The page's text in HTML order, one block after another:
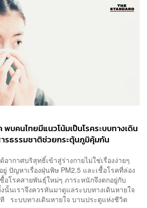
พบคนไทยมีแนวโน้มเป็นโรคระบบทางเดิน
รธรรมชาติช่วยกระตุ้นภูมิคุ้มกัน
ากาศบริสุทธิ์เข้าสู่ร่างกายไม่ใช่เรื่องง่ายๆ
ยู่ ปัญหาเรื่องฝุ่นพิษ PM2.5 และเชื้อโรคที่ล่อง
อโรคสายพันธุ์ใหม่ๆ ภาระหนักจึงตกอยู่กับ
นั้นเราจึงควรหันมาดูแลระบบทางเดินหายใจ
ที ระบบทางเดินหายใจ บานประตูแห่งชีวิต